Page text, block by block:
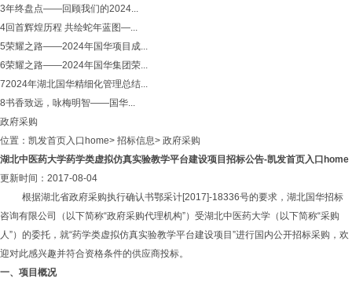
3年终盘点——回顾我们的2024...
4回首辉煌历程 共绘蛇年蓝图—...
5荣耀之路——2024年国华项目成...
6荣耀之路——2024年国华集团荣...
72024年湖北国华精细化管理总结...
8书香致远，咏梅明智——国华...
政府采购
位置： 凯发首页入口home> 招标信息> 政府采购
湖北中医药大学药学类虚拟仿真实验教学平台建设项目招标公告-凯发首页入口home
更新时间：2017-08-04
根据湖北省政府采购执行确认书鄂采计[2017]-18336号的要求，湖北国华招标
咨询有限公司（以下简称“政府采购代理机构”）受湖北中医药大学（以下简称“采购
人”）的委托，就“药学类虚拟仿真实验教学平台建设项目”进行国内公开招标采购，欢
迎对此感兴趣并符合资格条件的供应商投标。
一、项目概况